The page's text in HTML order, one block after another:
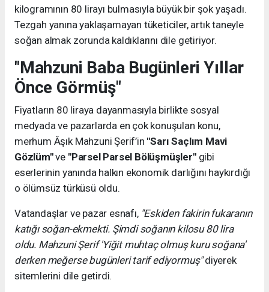
kilogramının 80 lirayı bulmasıyla büyük bir şok yaşadı.
Tezgah yanına yaklaşamayan tüketiciler, artık taneyle
soğan almak zorunda kaldıklarını dile getiriyor.
"Mahzuni Baba Bugünleri Yıllar
Önce Görmüş"
Fiyatların 80 liraya dayanmasıyla birlikte sosyal
medyada ve pazarlarda en çok konuşulan konu,
merhum Âşık Mahzuni Şerif’in "Sarı Saçlım Mavi
Gözlüm"ve "Parsel Parsel Bölüşmüşler"gibi
eserlerinin yanında halkın ekonomik darlığını haykırdığı
o ölümsüz türküsü oldu.
Vatandaşlar ve pazar esnafı, "Eskiden fakirin fukaranın
katığı soğan-ekmekti. Şimdi soğanın kilosu 80 lira
oldu. Mahzuni Şerif 'Yiğit muhtaç olmuş kuru soğana'
derken meğerse bugünleri tarif ediyormuş"diyerek
sitemlerini dile getirdi.